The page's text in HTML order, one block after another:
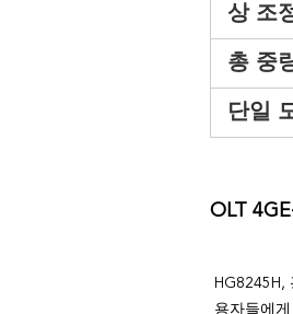
상 조
총 중
단일
OLT
HG8245H,
용자들에